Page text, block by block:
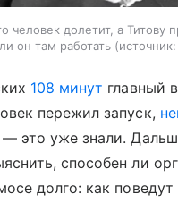
человек долетит, а Титову
он там работать
источник:
108 минут главный
пережил запуск,
это уже знали.
способен ли
долго: как поведут